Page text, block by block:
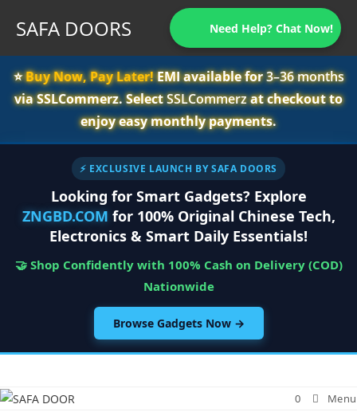
SAFA DOORS Need Help? Chat Now!
⭐️Buy Now, Pay Later!EMI available for3–36 months
via SSLCommerz. SelectSSLCommerzat checkout to
enjoy easy monthly payments.
⚡ EXCLUSIVE LAUNCH BY SAFA DOORS
Looking for Smart Gadgets? Explore
ZNGBD.COM for 100% Original Chinese Tech,
Electronics & Smart Daily Essentials!
🤝 Shop Confidently with 100% Cash on Delivery (COD)
Nationwide
Browse Gadgets Now →
content
0 Menu